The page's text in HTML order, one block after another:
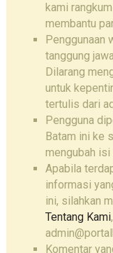
kami
membantu
Penggunaan
tanggung
Dilarang
untuk
tertulis dari
Pengguna
Batam ini ke
mengubah isi
Apabila
informasi
ini, silahkan
Tentang Kami
Komentar